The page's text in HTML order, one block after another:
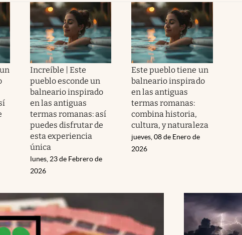
Increíble | Este
pueblo esconde un
balneario inspirado
en las antiguas
termas romanas: así
puedes disfrutar de
esta experiencia
única
lunes, 23 de Febrero de
2026
Este pueblo tiene un
balneario inspirado
en las antiguas
termas romanas:
combina historia,
cultura, y naturaleza
jueves, 08 de Enero de
2026